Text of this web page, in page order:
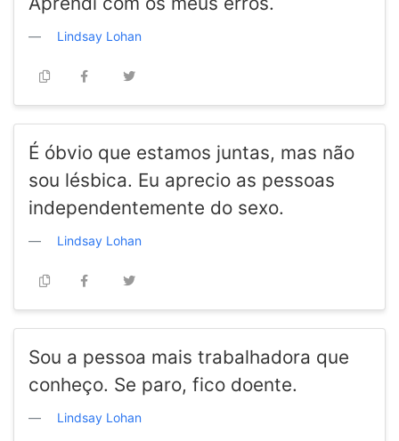
Lindsay Lohan
É óbvio que estamos juntas, mas não
sou lésbica. Eu aprecio as pessoas
independentemente do sexo.
Lindsay Lohan
Sou a pessoa mais trabalhadora que
conheço. Se paro, fico doente.
Lindsay Lohan